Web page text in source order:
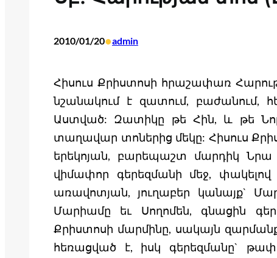
2010/01/20•admin
Հիսուս Քրիստոսի հրաշափառ
նշանակում է զատում, բաժանում,
Աստված: Զատիկը թե Հին, և թե
տաղավար տոներից մեկը: Հիսուս
երեկոյան, բարեպաշտ մարդիկ Նրա
վիմափոր գերեզմանի մեջ,
առավոտյան, յուղաբեր կանայք`
Մարիամը եւ Սողոմեն, գնացին
Քրիստոսի մարմինը, սակայն
հեռացված է, իսկ գերեզմանը`